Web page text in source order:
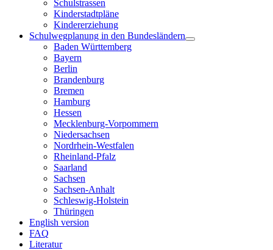
Schulstrassen
Kinderstadtpläne
Kindererziehung
Schulwegplanung in den Bundesländern
Baden Württemberg
Bayern
Berlin
Brandenburg
Bremen
Hamburg
Hessen
Mecklenburg-Vorpommern
Niedersachsen
Nordrhein-Westfalen
Rheinland-Pfalz
Saarland
Sachsen
Sachsen-Anhalt
Schleswig-Holstein
Thüringen
English version
FAQ
Literatur